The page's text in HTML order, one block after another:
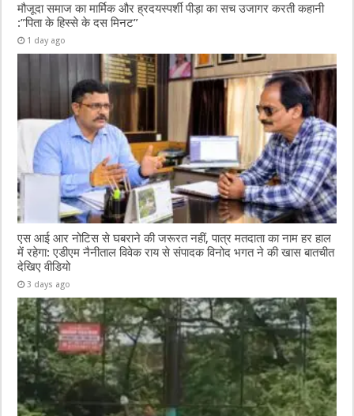
मौजूदा समाज का मार्मिक और ह्रदयस्पर्शी पीड़ा का सच उजागर करती कहानी
:”पिता के हिस्से के दस मिनट”
1 day ago
एस आई आर नोटिस से घबराने की जरूरत नहीं, पात्र मतदाता का नाम हर हाल
में रहेगा: एडीएम नैनीताल विवेक राय से संपादक विनोद भगत ने की खास बातचीत
देखिए वीडियो
3 days ago